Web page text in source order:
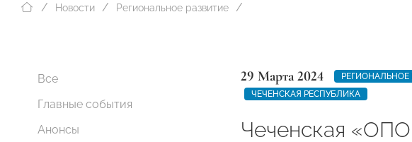
Новости Региональное развитие
Все
Главные события
Анонсы
29 Марта 2024
РЕГИОНАЛЬНОЕ
ЧЕЧЕНСКАЯ РЕСПУБЛИКА
Чеченская